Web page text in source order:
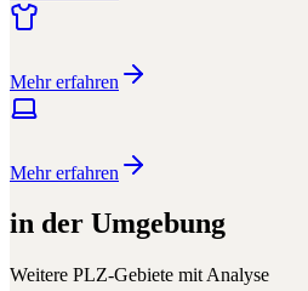
Mehr erfahren
Mehr erfahren
in der Umgebung
Weitere PLZ-Gebiete mit Analyse